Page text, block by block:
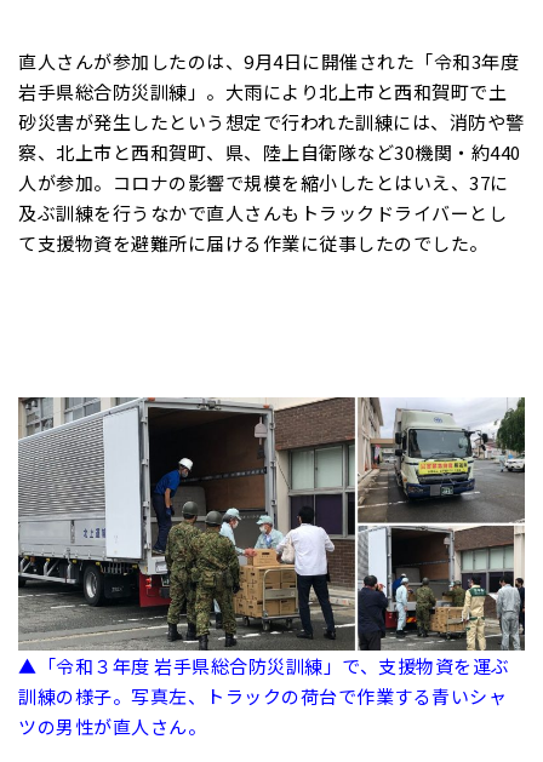
直人さんが参加したのは、9月4日に開催された「令和3年度
岩手県総合防災訓練」。大雨により北上市と西和賀町で土
砂災害が発生したという想定で行われた訓練には、消防や警
察、北上市と西和賀町、県、陸上自衛隊など30機関・約440
人が参加。コロナの影響で規模を縮小したとはいえ、37に
及ぶ訓練を行うなかで直人さんもトラックドライバーとし
て支援物資を避難所に届ける作業に従事したのでした。
▲「令和３年度 岩手県総合防災訓練」で、支援物資を運ぶ
訓練の様子。写真左、トラックの荷台で作業する青いシャ
ツの男性が直人さん。